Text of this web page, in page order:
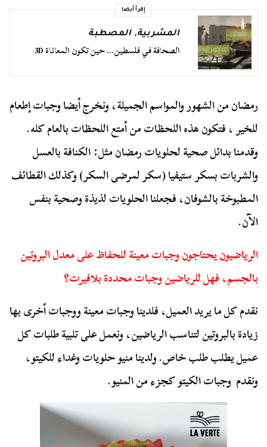
إقرأ أيضا
المشربية,المصطبة
الصحافة في فلسطين… حين تكون المعاناة 3D
رمضان من الشهور والمواسم الجميلة، ونخرج أيضا وجبات إطعام
للخير ، فتكون هذه اللحظات من أمتع اللحظات بالعام كله.
وقدمنا بدائل صحية لحلويات رمضان مثل: الكنافة بالعسل
والشربات بسكر ستيفيا (سكر لمرضى السكر) وكذلك القطائف
المطبوخة بالشوفان، فجعلنا الحلويات لذيذة وصحية بنفس
الآن.
الرياضيون يحتاجون وجبات معينة للحفاظ على معدل البروتين
بالجسم، فهل للرياضين وجبات محددة بلافيرت؟
نقدم كل ما يريد العميل، فلدينا وجبات معينة ووجبات أخرى بها
زيادة بالبروتين لتناسب الرياضين، ونعمل على تلبية طلبات كل
عميل يطلب طلب خاص. ولدينا منيو حلويات وغداء للكيتو،
ونقدم وجبات الكيتو كجزء من المنيو.